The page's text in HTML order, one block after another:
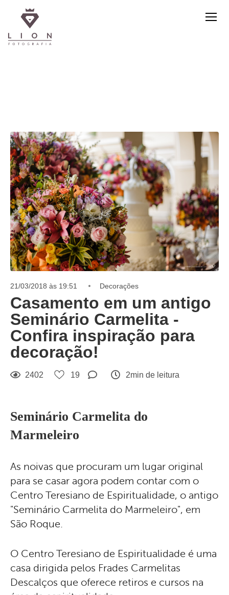
21/03/2018 às 19:51 Decorações
Casamento em um antigo
Seminário Carmelita -
Confira inspiração para
decoração!
2402 19 2min de leitura
Seminário Carmelita do
Marmeleiro
As noivas que procuram um lugar original
para se casar agora podem contar com o
Centro Teresiano de Espiritualidade, o antigo
"Seminário Carmelita do Marmeleiro", em
São Roque.
O Centro Teresiano de Espiritualidade é uma
casa dirigida pelos Frades Carmelitas
Descalços que oferece retiros e cursos na